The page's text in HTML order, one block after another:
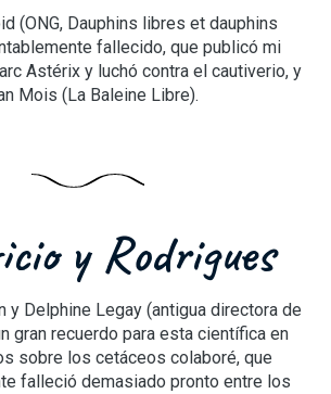
(ONG, Dauphins libres et dauphins
fallecido, que publicó mi
Astérix y luchó contra el cautiverio, y
Mois (La Baleine Libre).
y Rodrigues
y Delphine Legay (antigua directora de
gran recuerdo para esta científica en
sobre los cetáceos colaboré, que
falleció demasiado pronto entre los